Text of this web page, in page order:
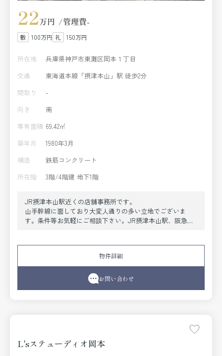
22万円 管理費-
100万円 150万円
所在地
兵庫県神戸市東灘区岡本１丁目
交通
東海道本線「摂津本山」駅 徒歩2分
間取り
-
向き
南
専有面積 69.42㎡
築年月
1980年3月
構造
鉄筋コンクリート
所在階
3階/4階建 地下1階
JR摂津本山駅近くの店舗事務所です。
山手幹線に面しており大変人通りの多い立地でございま
す。条件等お気軽にご相談下さい。JR摂津本山駅、阪急岡
物件詳細
お問い合わせ
L'sステューディオ岡本